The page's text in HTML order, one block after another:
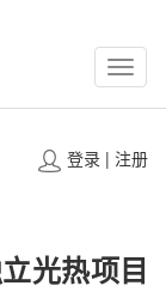
登录| 注册
光热项目